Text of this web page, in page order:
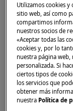
Siempre
pesados es
personas.
y calzado de
seguridad en
Utilizamos cookies
sitio web, así como
compartimos
nuestros socios de
«Aceptar todas las
cookies y, por lo
nuestra página
personalizada. Si
ciertos tipos de
los servicios que
obtener más
nuestra Política de